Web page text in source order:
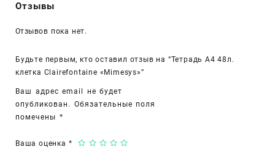
«Mimesys»
Отзывы
Отзывов пока нет.
Будьте первым, кто оставил отзыв на “Тетрадь А4 48л.
клетка Clairefontaine «Mimesys»”
Ваш адрес email не будет
опубликован. Обязательные поля
помечены *
Ваша оценка *